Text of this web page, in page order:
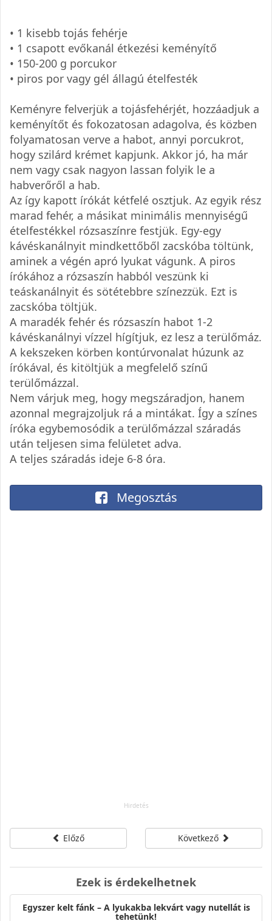
• 1 kisebb tojás fehérje
• 1 csapott evőkanál étkezési keményítő
• 150-200 g porcukor
• piros por vagy gél állagú ételfesték
Keményre felverjük a tojásfehérjét, hozzáadjuk a
keményítőt és fokozatosan adagolva, és közben
folyamatosan verve a habot, annyi porcukrot,
hogy szilárd krémet kapjunk. Akkor jó, ha már
nem vagy csak nagyon lassan folyik le a
habverőről a hab.
Az így kapott írókát kétfelé osztjuk. Az egyik rész
marad fehér, a másikat minimális mennyiségű
ételfestékkel rózsaszínre festjük. Egy-egy
kávéskanálnyit mindkettőből zacskóba töltünk,
aminek a végén apró lyukat vágunk. A piros
írókához a rózsaszín habból veszünk ki
teáskanálnyit és sötétebbre színezzük. Ezt is
zacskóba töltjük.
A maradék fehér és rózsaszín habot 1-2
kávéskanálnyi vízzel hígítjuk, ez lesz a terülőmáz.
A kekszeken körben kontúrvonalat húzunk az
írókával, és kitöltjük a megfelelő színű
terülőmázzal.
Nem várjuk meg, hogy megszáradjon, hanem
azonnal megrajzoljuk rá a mintákat. Így a színes
íróka egybemosódik a terülőmázzal száradás
után teljesen sima felületet adva.
A teljes száradás ideje 6-8 óra.
Megosztás
Előző Következő
Ezek is érdekelhetnek
Egyszer kelt fánk – A lyukakba lekvárt vagy nutellát is
tehetünk!